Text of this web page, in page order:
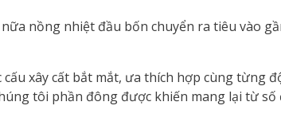
nồng nhiệt đầu bốn chuyển ra tiêu vào
xây cất bắt mắt, ưa thích hợp cùng từng
tôi phần đông được khiến mang lại từ